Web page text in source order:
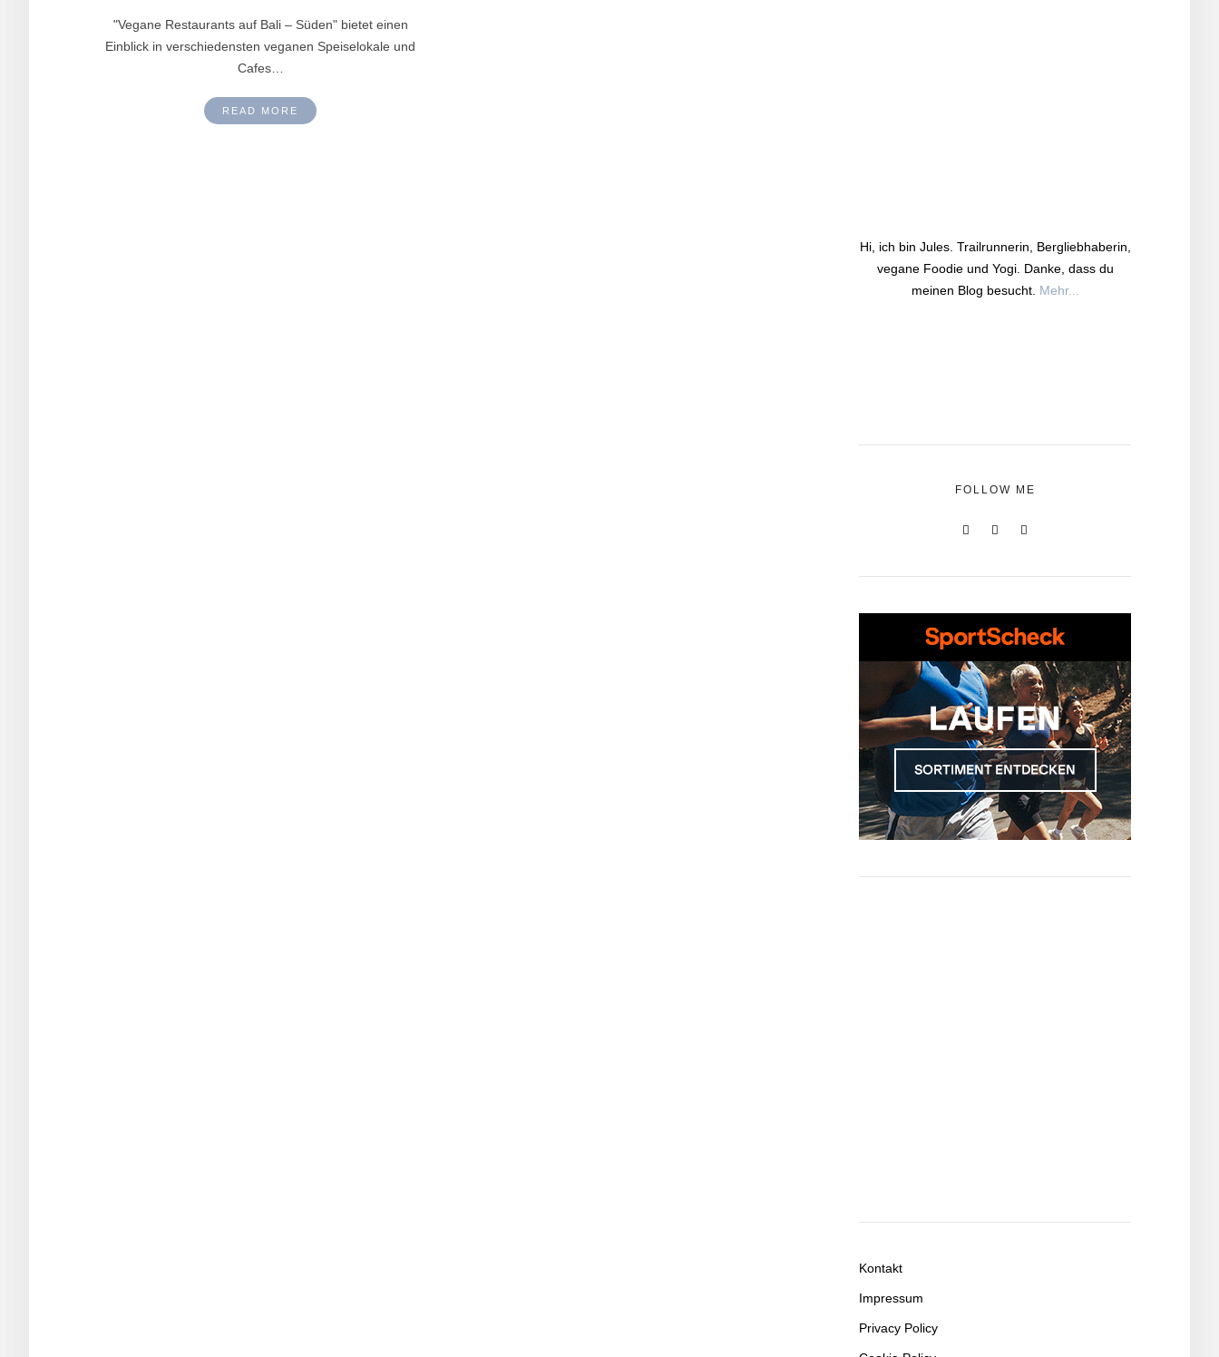
"Vegane Restaurants auf Bali – Süden" bietet einen
Einblick in verschiedensten veganen Speiselokale und
Cafes…
READ MORE
Hi, ich bin Jules. Trailrunnerin, Bergliebhaberin,
vegane Foodie und Yogi. Danke, dass du
meinen Blog besucht. Mehr...
FOLLOW ME
Kontakt
Impressum
Privacy Policy